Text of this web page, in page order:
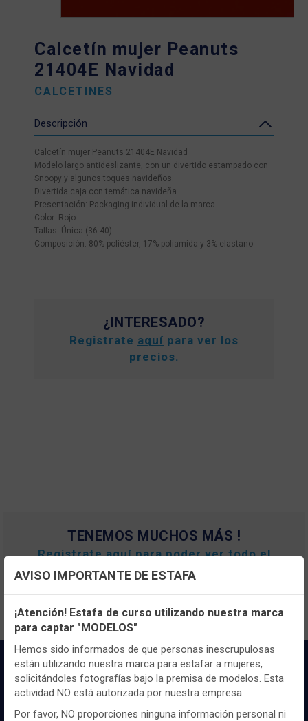
Calcetín mujer Peanuts
21404E Navidad
CALCETINES
Descripción
Calcetín mujer Peanuts 21404E Navidad
Modelo largo antideslizante, con un divertido estampado con
Snoopy y algunos toques navideños.
Divertida caja con temática navideña.
Presentación: Packaging individual de la marca
Color: Rojo
Tallas: Única (36-40)
Composición: 80% poliéster, 17% poliamida y 3% elastano
¿INTERESADO?
Registrate aquí para ver los
precios.
TENEMOS MUCHOS MÁS !
Registrateaquípara poder ver todo el
contenido y los precios.
Configuración de cookies
Utilizamos cookies propias y de terceros, de sesión o
persistentes, para hacer funcionar de manera segura nuestra
página web y personalizar su contenido.
Igualmente, utilizamos cookies para medir y obtener datos de
la navegación que realizas y para ajustar el contenido a tus
gustos y preferencias.
AVISO IMPORTANTE DE ESTAFA
¡Atención! Estafa de curso utilizando nuestra marca
para captar "MODELOS"
Hemos sido informados de que personas inescrupulosas
están utilizando nuestra marca para estafar a mujeres,
solicitándoles fotografías bajo la premisa de modelos. Esta
actividad NO está autorizada por nuestra empresa.
Por favor, NO proporciones ninguna información personal ni